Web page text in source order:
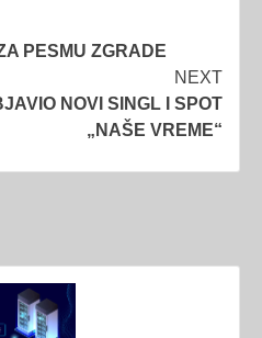
PESMU ZGRADE
NEXT
NOVI SINGL I SPOT
„NAŠE VREME“